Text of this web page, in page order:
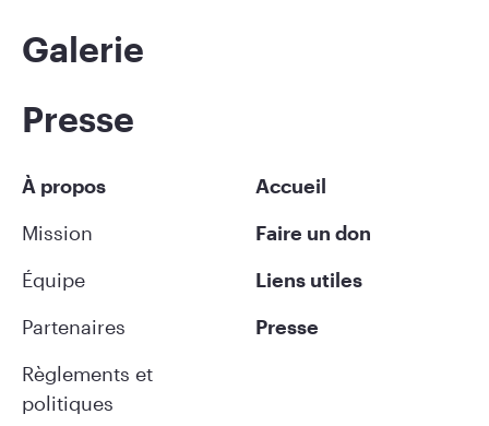
Galerie
Presse
À propos
Mission
Équipe
Partenaires
Règlements et
politiques
Accueil
Faire un don
Liens utiles
Presse